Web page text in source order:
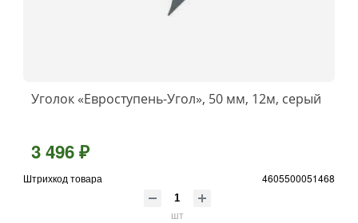
Уголок «Евроступень-Угол», 50 мм, 12м, серый
3 496 ₽
Штрихкод товара 4605500051468
шт